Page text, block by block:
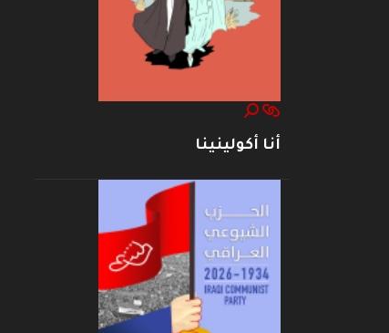
أنا أكولينينا